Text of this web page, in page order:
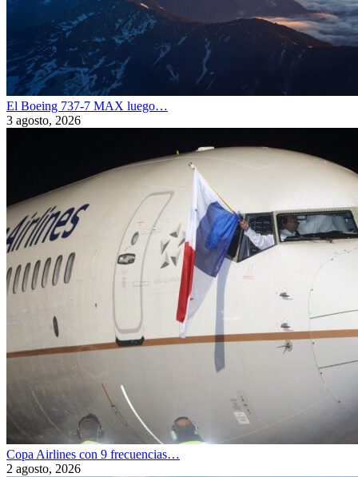
El Boeing 737-7 MAX luego…
3 agosto, 2026
Copa Airlines con 9 frecuencias…
2 agosto, 2026